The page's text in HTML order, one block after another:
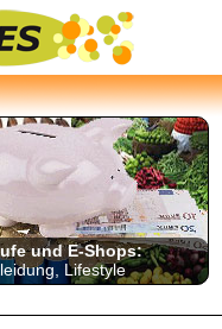
und E-Shops:
Lifestyle